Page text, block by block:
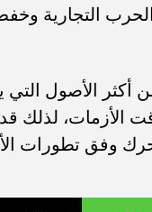
التجارية
الأصول التي
الأزمات، لذلك
وفق تطورات